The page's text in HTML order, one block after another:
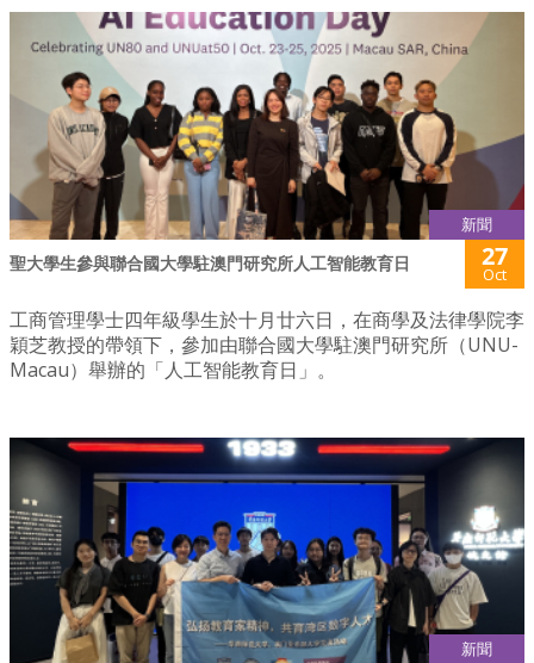
新聞
聖大學生參與聯合國大學駐澳門研究所人工智能教育日 27
Oct
工商管理學士四年級學生於十月廿六日，在商學及法律學院李
穎芝教授的帶領下，參加由聯合國大學駐澳門研究所（UNU-
Macau）舉辦的「人工智能教育日」。
新聞